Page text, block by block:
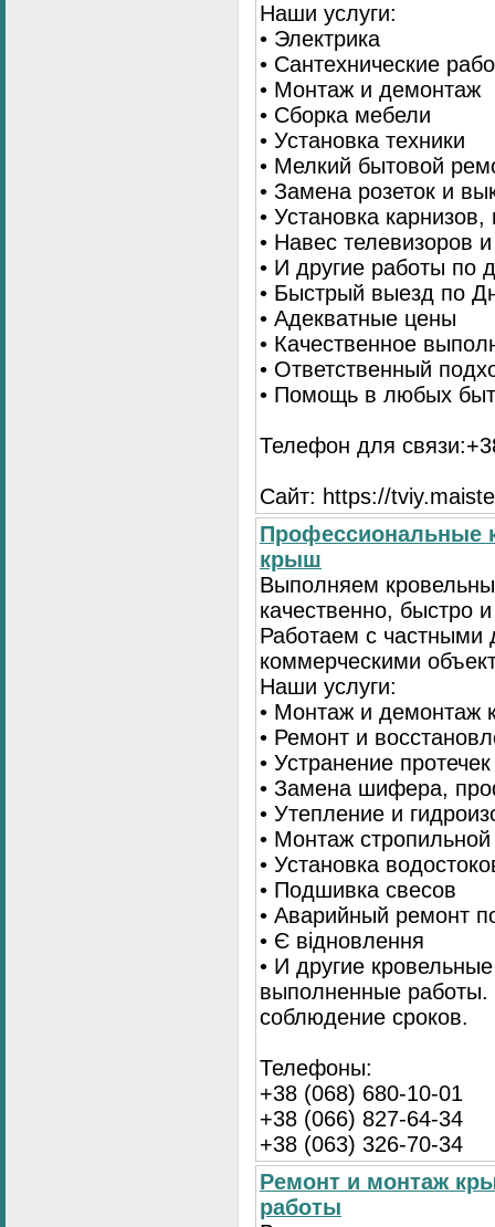
Наши услуги:
• Электрика
• Сантехнические
• Монтаж и демонтаж
• Сборка мебели
• Установка техники
• Мелкий бытовой
• Замена розеток и
• Установка
• Навес телевизоров
• И другие работы по
• Быстрый выезд по
• Адекватные цены
• Качественное
• Ответственный
• Помощь в любых
Телефон для
Сайт: https://
Профессиональные
крыш
Выполняем
качественно, быстро
Работаем с
коммерческими
Наши услуги:
• Монтаж и демонтаж
• Ремонт и
• Устранение протечек
• Замена шифера,
• Утепление и
• Монтаж
• Установка
• Подшивка свесов
• Аварийный ремонт
• Є відновлення
• И другие
выполненные работы.
соблюдение сроков.
Телефоны:
+38 (068) 680-10-01
+38 (066) 827-64-34
+38 (063) 326-70-34
Ремонт и монтаж
работы